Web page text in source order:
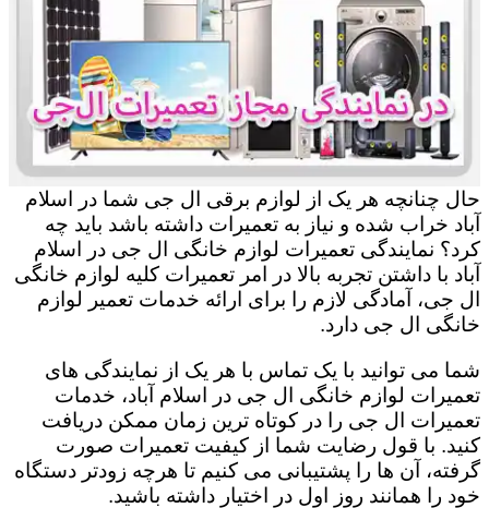
حال چنانچه هر یک از لوازم برقی ال جی شما در اسلام
آباد خراب شده و نیاز به تعمیرات داشته باشد باید چه
کرد؟ نمایندگی تعمیرات لوازم خانگی ال جی در اسلام
آباد با داشتن تجربه بالا در امر تعمیرات کلیه لوازم خانگی
ال جی، آمادگی لازم را برای ارائه خدمات تعمیر لوازم
خانگی ال جی دارد.
شما می توانید با یک تماس با هر یک از نمایندگی های
تعمیرات لوازم خانگی ال جی در اسلام آباد، خدمات
تعمیرات ال جی را در کوتاه ترین زمان ممکن دریافت
کنید. با قول رضایت شما از کیفیت تعمیرات صورت
گرفته، آن ها را پشتیبانی می کنیم تا هرچه زودتر دستگاه
خود را همانند روز اول در اختیار داشته باشید.